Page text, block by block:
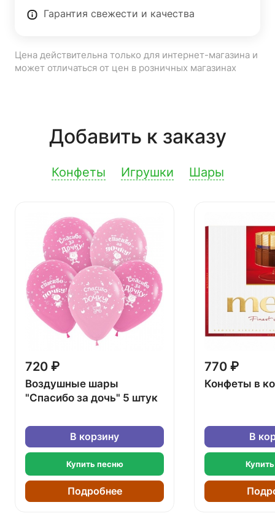
Гарантия свежести и качества
Цена действительна только для интернет-магазина и
может отличаться от цен в розничных магазинах
Добавить к заказу
Конфеты Игрушки Шары
720 ₽
Воздушные шары
"Спасибо за дочь" 5 штук
В корзину
Купить песню
Подробнее
770 ₽
Конфеты в
В